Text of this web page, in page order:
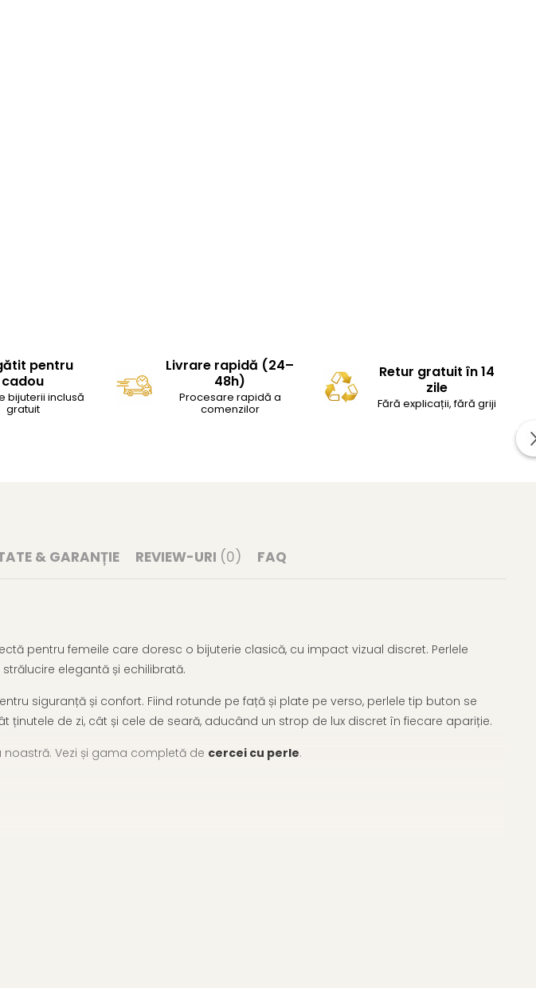
pentru
cadou
bijuterii inclusă
gratuit
Livrare rapidă (24–
48h)
Procesare rapidă a
comenzilor
Retur gratuit în 14
zile
Fără explicații, fără griji
& GARANȚIE REVIEW-URI (0) FAQ
pentru femeile care doresc o bijuterie clasică, cu impact vizual discret. Perlele
elegantă și echilibrată.
siguranță și confort. Fiind rotunde pe față și plate pe verso, perlele tip buton se
ținutele de zi, cât și cele de seară, aducând un strop de lux discret în fiecare apariție.
noastră. Vezi și gama completă de cercei cu perle.